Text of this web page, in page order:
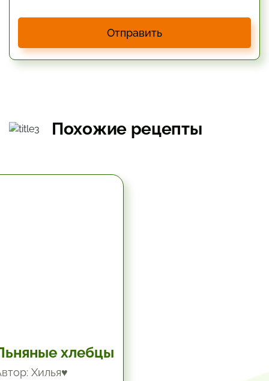
Отправить
Похожие рецепты
хлебцы
Хилья♥